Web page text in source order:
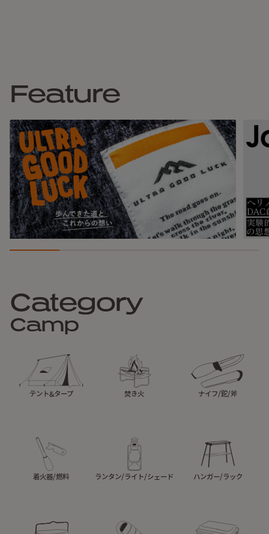
Feature
Category
Camp
テント&タープ 焚き火 ナイフ/鉈/斧
着火器/燃料 ランタン/ライト/シェード ハンガー/ラック